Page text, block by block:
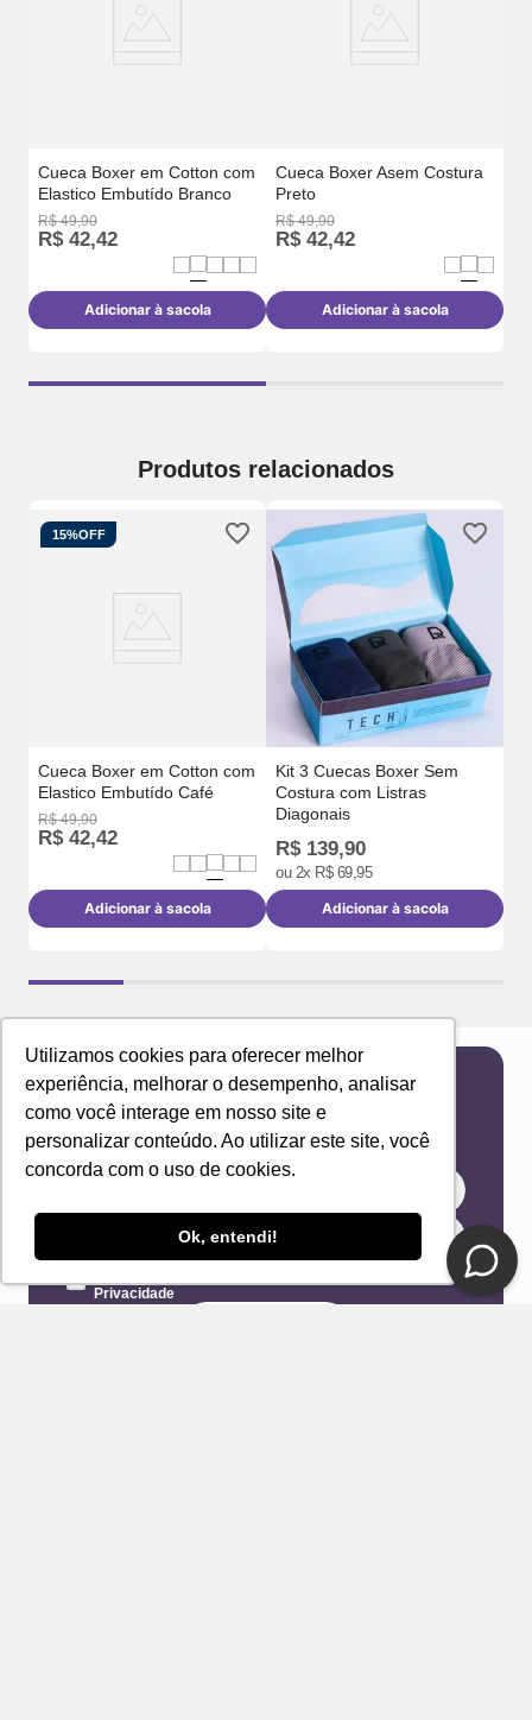
Utilizamos cookies para oferecer melhor
experiência, melhorar o desempenho, analisar
como você interage em nosso site e
personalizar conteúdo. Ao utilizar este site, você
concorda com o uso de cookies.
Ok, entendi!
Cueca Boxer em Cotton com
Elastico Embutído Branco
R$ 49,90
R$ 42,42
Adicionar à sacola
Cueca Boxer Asem Costura
Preto
R$ 49,90
R$ 42,42
Adicionar à sacola
Produtos relacionados
15%OFF
Cueca Boxer em Cotton com
Elastico Embutído Café
R$ 49,90
R$ 42,42
Adicionar à sacola
Kit 3 Cuecas Boxer Sem
Costura com Listras
Diagonais
R$ 139,90
ou 2x R$ 69,95
Adicionar à sacola
Newsletter
Receba novidades e ofertas exclusivas em seu
Eu concordo com os Termos & Condições e Política de
Privacidade